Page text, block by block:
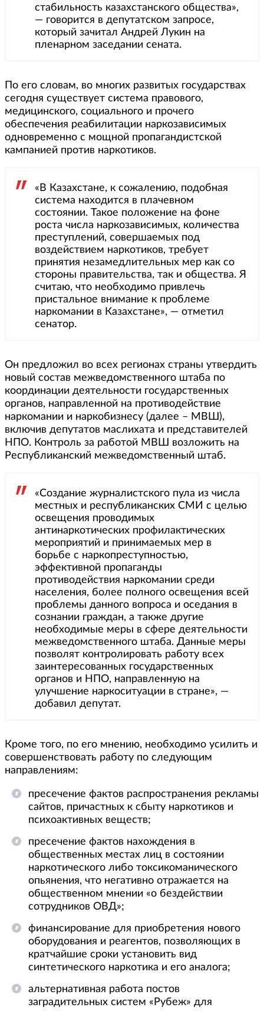
стабильность казахстанского общества»,
— говорится в депутатском запросе,
который зачитал Андрей Лукин на
пленарном заседании сената.
По его словам, во многих развитых государствах
сегодня существует система правового,
медицинского, социального и прочего
обеспечения реабилитации наркозависимых
одновременно с мощной пропагандистской
кампанией против наркотиков.
«В Казахстане, к сожалению, подобная
система находится в плачевном
состоянии. Такое положение на фоне
роста числа наркозависимых, количества
преступлений, совершаемых под
воздействием наркотиков, требует
принятия незамедлительных мер как со
стороны правительства, так и общества. Я
считаю, что необходимо привлечь
пристальное внимание к проблеме
наркомании в Казахстане», — отметил
сенатор.
Он предложил во всех регионах страны утвердить
новый состав межведомственного штаба по
координации деятельности государственных
органов, направленной на противодействие
наркомании и наркобизнесу (далее – МВШ),
включив депутатов маслихата и представителей
НПО. Контроль за работой МВШ возложить на
Республиканский межведомственный штаб.
«Создание журналистского пула из числа
местных и республиканских СМИ с целью
освещения проводимых
антинаркотических профилактических
мероприятий и принимаемых мер в
борьбе с наркопреступностью,
эффективной пропаганды
противодействия наркомании среди
населения, более полного освещения всей
проблемы данного вопроса и оседания в
сознании граждан, а также другие
необходимые меры в сфере деятельности
межведомственного штаба. Данные меры
позволят контролировать работу всех
заинтересованных государственных
органов и НПО, направленную на
улучшение наркоситуации в стране», —
добавил депутат.
Кроме того, по его мнению, необходимо усилить и
совершенствовать работу по следующим
направлениям:
пресечение фактов распространения рекламы
сайтов, причастных к сбыту наркотиков и
психоактивных веществ;
пресечение фактов нахождения в
общественных местах лиц в состоянии
наркотического либо токсикоманического
опьянения, что негативно отражается на
общественном мнении «о бездействии
сотрудников ОВД»;
финансирование для приобретения нового
оборудования и реагентов, позволяющих в
кратчайшие сроки установить вид
синтетического наркотика и его аналога;
альтернативная работа постов
заградительных систем «Рубеж» для